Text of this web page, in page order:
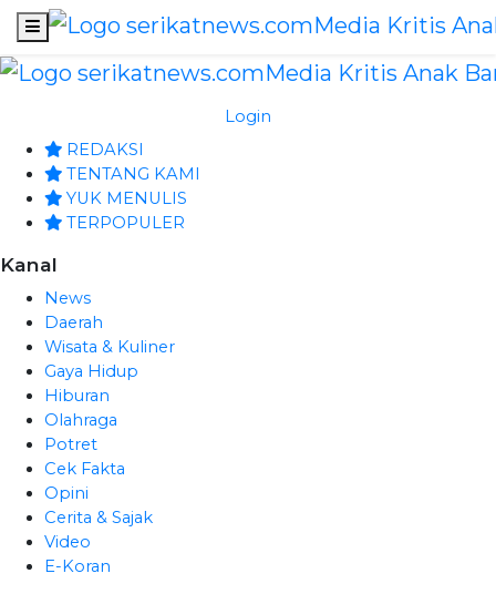
Login
REDAKSI
TENTANG KAMI
YUK MENULIS
TERPOPULER
Kanal
News
Daerah
Wisata & Kuliner
Gaya Hidup
Hiburan
Olahraga
Potret
Cek Fakta
Opini
Cerita & Sajak
Video
E-Koran